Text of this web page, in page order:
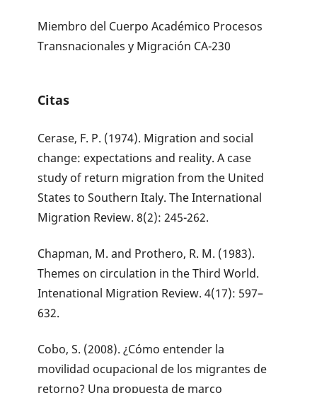
Miembro del Cuerpo Académico Procesos
Transnacionales y Migración CA-230
Citas
Cerase, F. P. (1974). Migration and social
change: expectations and reality. A case
study of return migration from the United
States to Southern Italy. The International
Migration Review. 8(2): 245-262.
Chapman, M. and Prothero, R. M. (1983).
Themes on circulation in the Third World.
Intenational Migration Review. 4(17): 597–
632.
Cobo, S. (2008). ¿Cómo entender la
movilidad ocupacional de los migrantes de
retorno? Una propuesta de marco